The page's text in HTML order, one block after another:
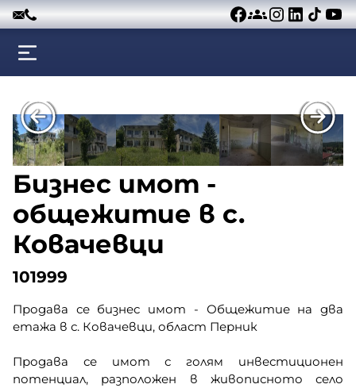
Към съдържанието
Бизнес имот -
общежитие в с.
Ковачевци
101999
Продава се бизнес имот - Общежитие на два
етажа в с. Ковачевци, област Перник
Продава се имот с голям инвестиционен
потенциал, разположен в живописното село